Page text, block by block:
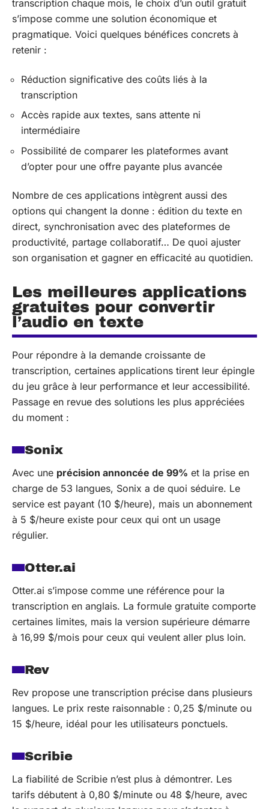
transcription chaque mois, le choix d’un outil gratuit
s’impose comme une solution économique et
pragmatique. Voici quelques bénéfices concrets à
retenir :
Réduction significative des coûts liés à la
transcription
Accès rapide aux textes, sans attente ni
intermédiaire
Possibilité de comparer les plateformes avant
d’opter pour une offre payante plus avancée
Nombre de ces applications intègrent aussi des
options qui changent la donne : édition du texte en
direct, synchronisation avec des plateformes de
productivité, partage collaboratif… De quoi ajuster
son organisation et gagner en efficacité au quotidien.
Les meilleures applications
gratuites pour convertir
l’audio en texte
Pour répondre à la demande croissante de
transcription, certaines applications tirent leur épingle
du jeu grâce à leur performance et leur accessibilité.
Passage en revue des solutions les plus appréciées
du moment :
Sonix
Avec une précision annoncée de 99% et la prise en
charge de 53 langues, Sonix a de quoi séduire. Le
service est payant (10 $/heure), mais un abonnement
à 5 $/heure existe pour ceux qui ont un usage
régulier.
Otter.ai
Otter.ai s’impose comme une référence pour la
transcription en anglais. La formule gratuite comporte
certaines limites, mais la version supérieure démarre
à 16,99 $/mois pour ceux qui veulent aller plus loin.
Rev
Rev propose une transcription précise dans plusieurs
langues. Le prix reste raisonnable : 0,25 $/minute ou
15 $/heure, idéal pour les utilisateurs ponctuels.
Scribie
La fiabilité de Scribie n’est plus à démontrer. Les
tarifs débutent à 0,80 $/minute ou 48 $/heure, avec